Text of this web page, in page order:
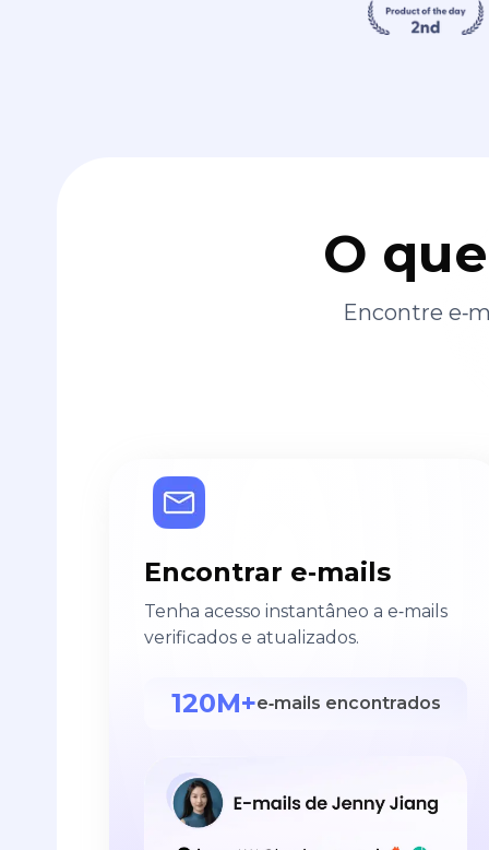
O
Encontre
Encontrar e‑mails
Tenha acesso instantâneo a e‑mails
verificados e atualizados.
120M+e‑mails encontrados